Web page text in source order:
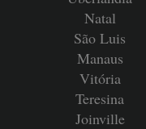
Natal
São Luis
Manaus
Vitória
Teresina
Joinville